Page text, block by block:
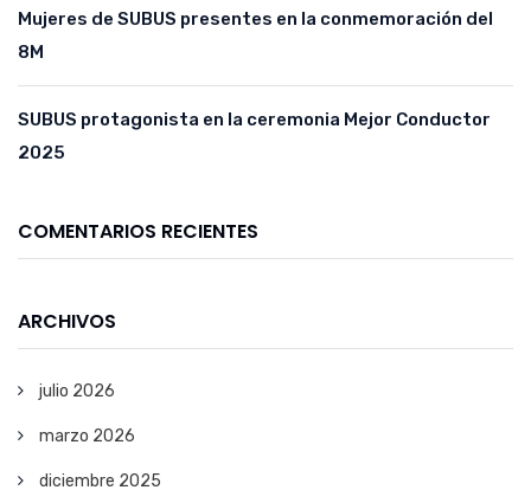
Mujeres de SUBUS presentes en la conmemoración del
8M
SUBUS protagonista en la ceremonia Mejor Conductor
2025
COMENTARIOS RECIENTES
ARCHIVOS
julio 2026
marzo 2026
diciembre 2025